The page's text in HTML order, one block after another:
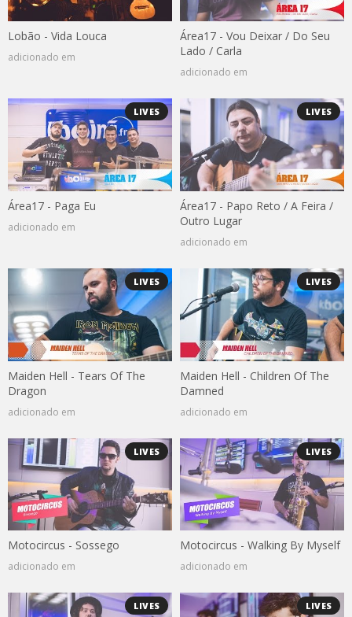
Lobão - Vida Louca
adicionado em
Área17 - Vou Deixar / Do Seu
Lado / Carla
adicionado em
LIVES
Área17 - Paga Eu
adicionado em
LIVES
Área17 - Papo Reto / A Feira /
Outro Lugar
adicionado em
LIVES
Maiden Hell - Tears Of The
Dragon
adicionado em
LIVES
Maiden Hell - Children Of The
Damned
adicionado em
LIVES
Motocircus - Sossego
adicionado em
LIVES
Motocircus - Walking By Myself
adicionado em
LIVES LIVES